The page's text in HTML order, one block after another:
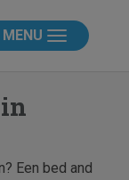
MENU
Een bed and